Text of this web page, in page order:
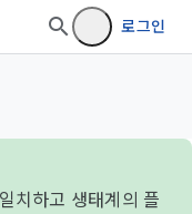
로그인
치하고 생태계의 플